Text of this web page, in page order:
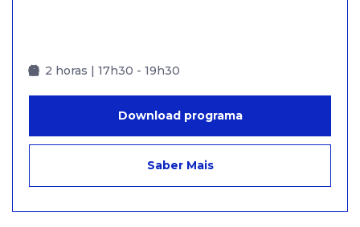
2 horas | 17h30 - 19h30
Download programa
Saber Mais